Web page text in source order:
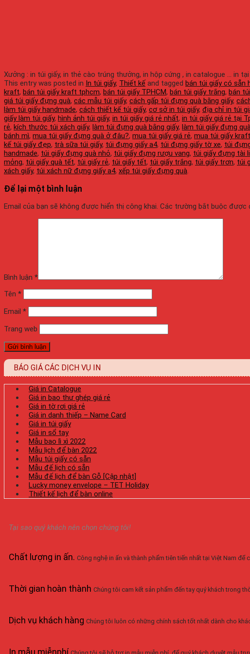
Xưởng : in túi giấy, in thẻ cào trúng thưởng, in hộp cứng , in catalogue ... in
This entry was posted in In túi giấy, Thiết kế and tagged bán túi giấy có sẵn
kraft, bán túi giấy kraft tphcm, bán túi giấy TPHCM, bán túi giấy trắng, bán
giá túi giấy đựng quà, các mẫu túi giấy, cách gấp túi đựng quà bằng giấy,
làm túi giấy handmade, cách thiết kế túi giấy, cơ sở in túi giấy, địa chỉ in túi
giấy làm túi giấy, hình ảnh túi giấy, in túi giấy giá rẻ nhất, in túi giấy giá rẻ tại
rẻ, kích thước túi xách giấy, làm túi đựng quà bằng giấy, làm túi giấy đựng
bánh mì, mua túi giấy đựng quà ở đâu?, mua túi giấy giá rẻ, mua túi giấy
kế túi giấy đẹp, trà sữa túi giấy, túi đựng giấy a4, túi đựng giấy tờ xe, túi
handmade, túi giấy đựng quà nhỏ, túi giấy đựng rượu vang, túi giấy đựng tài
mỏng, túi giấy quà tết, túi giấy rẻ, túi giấy tết, túi giấy trắng, túi giấy trơn, túi
xách giấy, túi xách nữ đựng giấy a4, xếp túi giấy đựng quà.
Để lại một bình luận
Email của bạn sẽ không được hiển thị công khai. Các trường bắt buộc được
Bình luận *
Tên *
Email *
Trang web
BÁO GIÁ CÁC DỊCH VỤ IN
Giá in Catalogue
Giá in bao thư ghép giá rẻ
Giá in tờ rơi giá rẻ
Giá in danh thiếp – Name Card
Giá in túi giấy
Giá in sổ tay
Mẫu bao lì xì 2022
Mẫu lịch để bàn 2022
Mẫu túi giấy có sẵn
Mẫu đế lịch có sẵn
Mẫu đế lịch để bàn Gỗ [Cập nhật]
Lucky money envelope – TET Holiday
Thiết kế lịch để bàn online
Tại sao quý khách nên chọn chúng tôi!
Chất lượng in ấn. Công nghệ in ấn và thành phẩm tiên tiến nhất tại Việt Nam để
Thời gian hoàn thành Chúng tôi cam kết sản phẩm đến tay quý khách trong
Dịch vụ khách hàng Chúng tôi luôn có những chính sách tốt nhất dành cho
In mẫu miễnphí